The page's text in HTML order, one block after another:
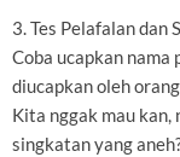
3. Tes Pelafalan dan
Coba ucapkan nama
diucapkan oleh
Kita nggak mau kan,
singkatan yang